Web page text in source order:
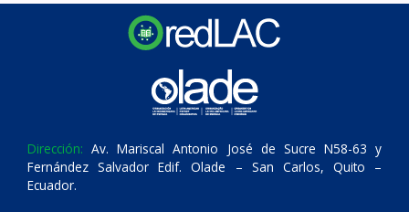
Dirección: Av. Mariscal Antonio José de Sucre N58-63 y
Fernández Salvador Edif. Olade – San Carlos, Quito –
Ecuador.